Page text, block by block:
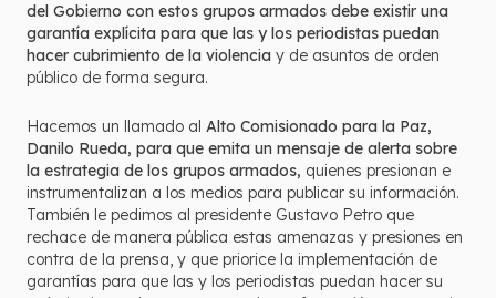
del Gobierno con estos grupos armados debe existir una
garantía explícita para que las y los periodistas puedan
hacer cubrimiento de la violencia y de asuntos de orden
público de forma segura.
Hacemos un llamado al Alto Comisionado para la Paz,
Danilo Rueda, para que emita un mensaje de alerta sobre
la estrategia de los grupos armados, quienes presionan e
instrumentalizan a los medios para publicar su información.
También le pedimos al presidente Gustavo Petro que
rechace de manera pública estas amenazas y presiones en
contra de la prensa, y que priorice la implementación de
garantías para que las y los periodistas puedan hacer su